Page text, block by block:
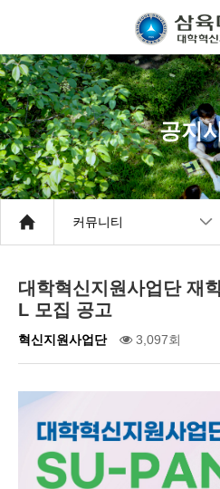
공지
커뮤니티
대학혁신지원사업단 재
L 모집 공고
혁신지원사업단 3,097회